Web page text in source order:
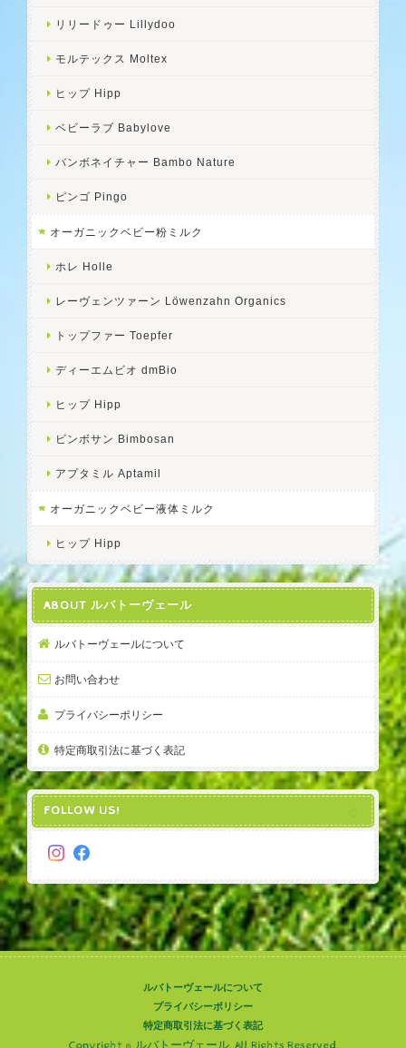
リリードゥー Lillydoo
モルテックス Moltex
ヒップ Hipp
ベビーラブ Babylove
バンボネイチャー Bambo Nature
ピンゴ Pingo
オーガニックベビー粉ミルク
ホレ Holle
レーヴェンツァーン Löwenzahn Organics
トップファー Toepfer
ディーエムビオ dmBio
ヒップ Hipp
ビンボサン Bimbosan
アプタミル Aptamil
オーガニックベビー液体ミルク
ヒップ Hipp
ABOUT ルバトーヴェール
ルバトーヴェールについて
お問い合わせ
プライバシーポリシー
特定商取引法に基づく表記
FOLLOW US!
ルバトーヴェールについて
プライバシーポリシー
特定商取引法に基づく表記